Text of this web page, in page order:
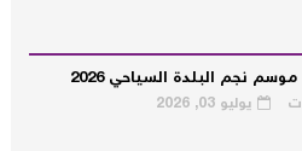
نجم البلدة السياحي 2026
يوليو 03, 2026